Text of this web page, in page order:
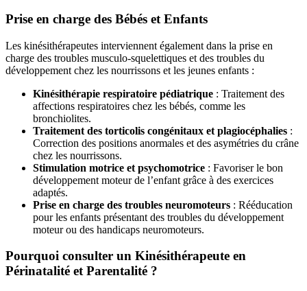
Prise en charge des Bébés et Enfants
Les kinésithérapeutes interviennent également dans la prise en
charge des troubles musculo-squelettiques et des troubles du
développement chez les nourrissons et les jeunes enfants :
Kinésithérapie respiratoire pédiatrique : Traitement des
affections respiratoires chez les bébés, comme les
bronchiolites.
Traitement des torticolis congénitaux et plagiocéphalies :
Correction des positions anormales et des asymétries du crâne
chez les nourrissons.
Stimulation motrice et psychomotrice : Favoriser le bon
développement moteur de l’enfant grâce à des exercices
adaptés.
Prise en charge des troubles neuromoteurs : Rééducation
pour les enfants présentant des troubles du développement
moteur ou des handicaps neuromoteurs.
Pourquoi consulter un Kinésithérapeute en
Périnatalité et Parentalité ?